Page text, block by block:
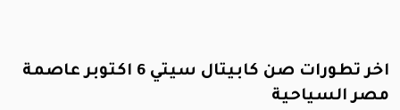
اخر تطورات صن كابيتال سيتي 6 اكتوبر عاصمة
مصر السياحية